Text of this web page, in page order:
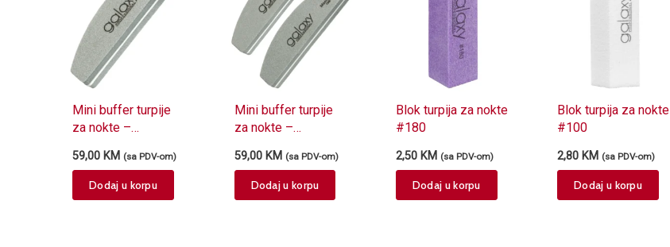
Mini buffer turpije
za nokte –
120/120
59,00KM (sa PDV-om)
Dodaj u korpu
Mini buffer turpije
za nokte –
150/150 + 180/180
59,00 KM (sa PDV-om)
Dodaj u korpu
Blok turpija za nokte
#180
2,50 KM (sa PDV-om)
Dodaj u korpu
Blok turpija za nokte
#100
2,80KM (sa PDV-om)
Dodaj u korpu